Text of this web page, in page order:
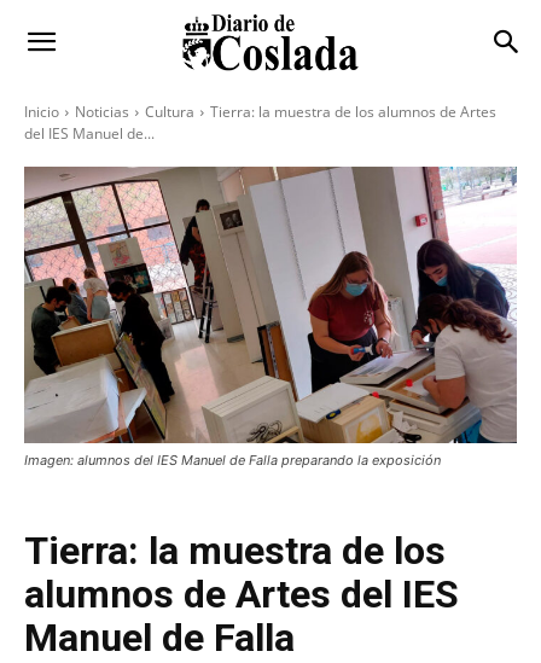
Inicio Noticias Cultura
Tierra: la muestra de los alumnos de Artes
del IES Manuel de...
Imagen: alumnos del IES Manuel de Falla preparando la exposición
Tierra: la muestra de los
alumnos de Artes del IES
Manuel de Falla